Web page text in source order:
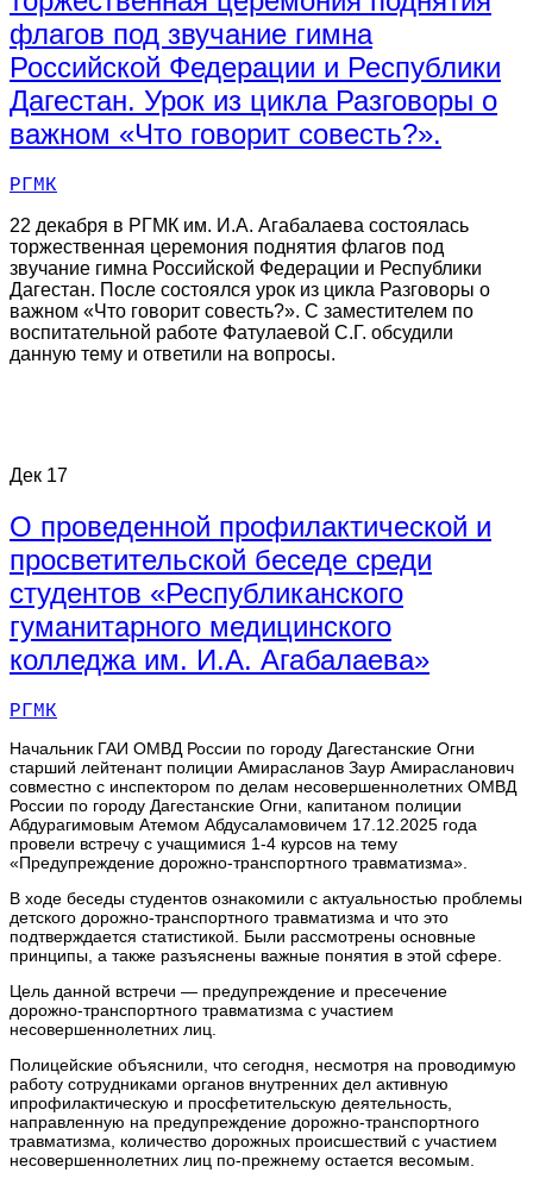
флагов под звучание гимна
Российской Федерации и Республики
Дагестан. Урок из цикла Разговоры о
важном «Что говорит совесть?».
РГМК
22 декабря в РГМК им. И.А. Агабалаева состоялась
торжественная церемония поднятия флагов под
звучание гимна Российской Федерации и Республики
Дагестан. После состоялся урок из цикла Разговоры о
важном «Что говорит совесть?». С заместителем по
воспитательной работе Фатулаевой С.Г. обсудили
данную тему и ответили на вопросы.
Дек 17
О проведенной профилактической и
просветительской беседе среди
студентов «Республиканского
гуманитарного медицинского
колледжа им. И.А. Агабалаева»
РГМК
Начальник ГАИ ОМВД России по городу Дагестанские Огни
старший лейтенант полиции Амирасланов Заур Амирасланович
совместно с инспектором по делам несовершеннолетних ОМВД
России по городу Дагестанские Огни, капитаном полиции
Абдурагимовым Атемом Абдусаламовичем 17.12.2025 года
провели встречу с учащимися 1-4 курсов на тему
«Предупреждение дорожно-транспортного травматизма».
В ходе беседы студентов ознакомили с актуальностью проблемы
детского дорожно-транспортного травматизма и что это
подтверждается статистикой. Были рассмотрены основные
принципы, а также разъяснены важные понятия в этой сфере.
Цель данной встречи — предупреждение и пресечение
дорожно-транспортного травматизма с участием
несовершеннолетних лиц.
Полицейские объяснили, что сегодня, несмотря на проводимую
работу сотрудниками органов внутренних дел активную
ипрофилактическую и просфетительскую деятельность,
направленную на предупреждение дорожно-транспортного
травматизма, количество дорожных происшествий с участием
несовершеннолетних лиц по-прежнему остается весомым.